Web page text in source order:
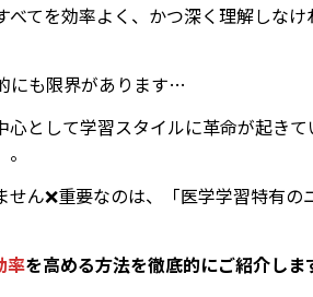
てを効率よく、かつ深く理解しなけ
にも限界があります…
心として学習スタイルに革命が起きて
。
ん❌重要なのは、「医学学習特有の
率を高める方法を徹底的にご紹介しま